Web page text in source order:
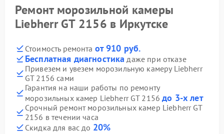
Ремонт морозильной камеры
Liebherr GT 2156 в Иркутске
Стоимость ремонта от 910 руб.
Бесплатная диагностика даже при отказе
Привезем и увезем морозильную камеру Liebherr
GT 2156 сами
Гарантия на наши работы по ремонту
морозильных камер Liebherr GT 2156до 3-х лет
Срочный ремонт морозильных камер Liebherr GT
2156 в течении часа
Скидка для вас до 20%